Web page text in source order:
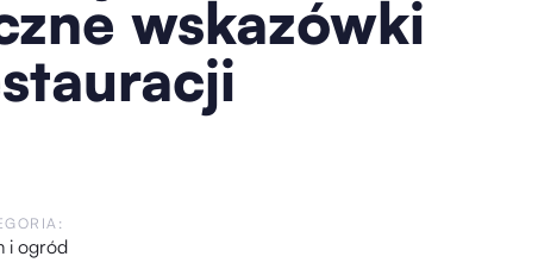
wskazówki
i ogród